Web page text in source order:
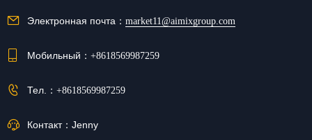
Электронная почта： market11@aimixgroup.com
Мобильный： +8618569987259
Тел.： +8618569987259
Контакт： Jenny